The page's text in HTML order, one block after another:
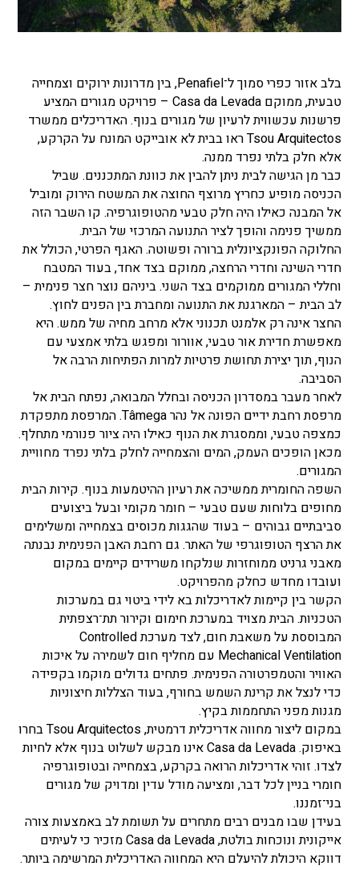
בלב אזור כפרי סמוך ל־Penafiel, בין מדרונות ירוקים וצמחייה
טבעית, ממוקם Casa da Levada – פרויקט מגורים המציע
פרשנות עכשווית לרעיון של מגורים בנוף. האדריכלים ממשרד
Tsou Arquitectos ראו בבית לא אובייקט המונח על הקרקע,
אלא חלק בלתי נפרד ממנה.
כבר מן הגישה לבית ניתן להבין את כוונת המתכננים. שביל
הכניסה מופיע כחריץ מרוצף החוצה את המשטח הירוק ומוביל
אל המבנה כאילו היה חלק טבעי מהטופוגרפיה. קו השבר הזה
ממשיך פנימה והופך לציר התנועה המרכזי של הבית.
החלוקה הפונקציונלית ברורה ופשוטה. האגף הפרטי, הכולל את
חדרי השינה וחדרי הרחצה, ממוקם בצד אחד, בעוד המטבח
וחללי המגורים ממוקמים בצד השני. ביניהם נוצר חצר פנימית –
לב הבית – המארגנת את התנועה ומחברת בין הפנים לחוץ.
החצר אינה רק אלמנט תכנוני אלא מרחב מחיה של ממש. היא
מאפשרת חדירת אור טבעי, אוורור ומפגש בלתי אמצעי עם
הנוף, תוך יצירת תחושת פרטיות למרות הפתיחות הרבה אל
הסביבה.
לאחר מעבר במסדרון הכניסה ובחלל המבואה, נפתח הבית אל
מרפסת רחבת ידיים הפונה אל נהר Tâmega. המרפסת מתפקדת
כמצפה טבעי, וממסגרת את הנוף כאילו היה ציור פנורמי מתחלף.
מכאן הופכים העמק, המים והצמחייה לחלק בלתי נפרד מחוויית
המגורים.
השפה החומרית ממשיכה את רעיון ההיטמעות בנוף. קירות הבית
מחופים בלוחות שעם טבעי – חומר מקומי ובעל ביצועים
סביבתיים גבוהים – בעוד שהגגות מכוסים בצמחייה ומשלימים
את הרצף הטופוגרפי של האתר. גם רחבת האבן הפנימית נבנתה
מאבני גרניט ממוחזרות שנלקחו משרידים קיימים במקום
ועובדו מחדש כחלק מהפרויקט.
הקשר בין קיימות לאדריכלות בא לידי ביטוי גם במערכות
הטכניות. הבית מצויד במערכת חימום וקירור תת־רצפתית
המבוססת על משאבת חום, לצד מערכת Controlled
Mechanical Ventilation עם מחליף חום לשמירה על איכות
האוויר והטמפרטורה הפנימית. פתחים גדולים מוקמו בקפידה
כדי לנצל את קרינת השמש בחורף, בעוד הצללות חיצוניות
מגנות מפני התחממות בקיץ.
במקום ליצור מחווה אדריכלית דרמטית, Tsou Arquitectos בחרו
באיפוק. Casa da Levada אינו מבקש לשלוט בנוף אלא לחיות
לצדו. זוהי אדריכלות הרואה בקרקע, בצמחייה ובטופוגרפיה
חומרי בניין לכל דבר, ומציעה מודל עדין ומדויק של מגורים
בני־זמננו.
בעידן שבו מבנים רבים מתחרים על תשומת לב באמצעות צורה
אייקונית ונוכחות בולטת, Casa da Levada מזכיר כי לעיתים
דווקא היכולת להיעלם היא המחווה האדריכלית המרשימה ביותר.